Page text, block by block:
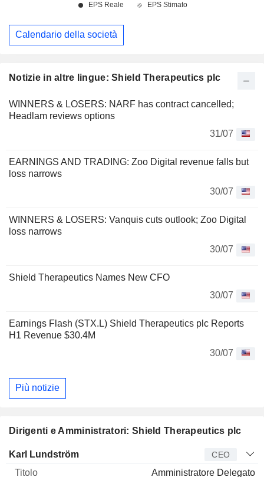
Notizie in altre lingue: Shield Therapeutics plc
WINNERS & LOSERS: NARF has contract cancelled;
Headlam reviews options
31/07
EARNINGS AND TRADING: Zoo Digital revenue falls but
loss narrows
30/07
WINNERS & LOSERS: Vanquis cuts outlook; Zoo Digital
loss narrows
30/07
Shield Therapeutics Names New CFO
30/07
Earnings Flash (STX.L) Shield Therapeutics plc Reports
H1 Revenue $30.4M
30/07
Più notizie
Dirigenti e Amministratori: Shield Therapeutics plc
Manager Titolo
Karl Lundström CEO
Amministratore Delegato
Calendario della società